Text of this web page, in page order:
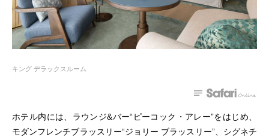
キング デラックスルーム
ホテル内には、ラウンジ&バー“ピーコック・アレー”をはじめ、
モダンフレンチブラッスリー“ジョリー ブラッスリー”、シグネチ